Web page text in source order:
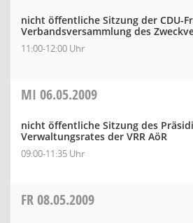
nicht öffentliche Sitzung der CDU-
Verbandsversammlung des
11:00-12:00 Uhr
MI 06.05.2009
nicht öffentliche Sitzung des
Verwaltungsrates der VRR AöR
09:00-11:35 Uhr
FR08.05.2009